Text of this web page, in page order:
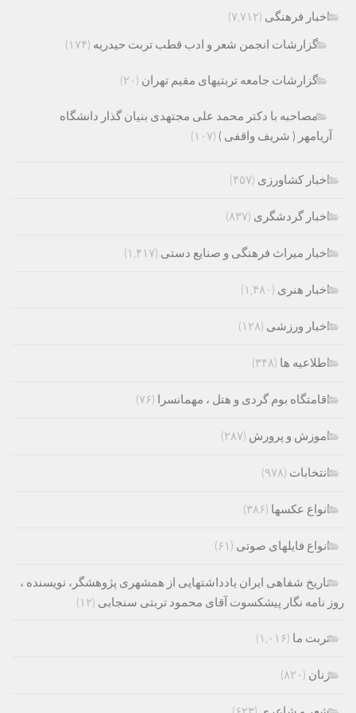
اخبار فرهنگی (۷,۷۱۲)
گزارشات انجمن شعر و ادب قطب تربت حیدریه (۱۷۴)
گزارشات جامعه تربتیهای مقیم تهران (۲۰)
مصاحبه با دکتر محمد علی مجتهدی بنیان گذار دانشگاه
آریامهر ( شریف واقفی ) (۱۰۷)
اخبار کشاورزی (۴۵۷)
اخبار گردشگری (۸۳۷)
اخبار میراث فرهنگی و صنایع دستی (۱,۴۱۷)
اخبار هنری (۱,۴۸۰)
اخبار ورزشی (۱۲۸)
اطلاعیه ها (۳۴۸)
اقامتگاه بوم گردی و هتل ، مهمانسرا (۷۶)
اموزش و پرورش (۲۸۷)
انتخابات (۹۷۸)
انواع عکسها (۳۸۶)
انواع فایلهای صوتی (۶۱)
تاریخ شفاهی ایران یادداشتهایی از همشهری پژوهشگر، نویسنده ،
روز نامه نگار پیشکسوت آقای محمود تربتی سنجابی (۱۲)
تربت ما (۱,۰۱۶)
زنان (۸۲۰)